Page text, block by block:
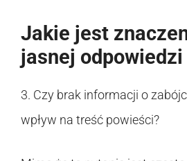
Jakie jest
jasnej
3. Czy brak informacji o
wpływ na treść powieści?